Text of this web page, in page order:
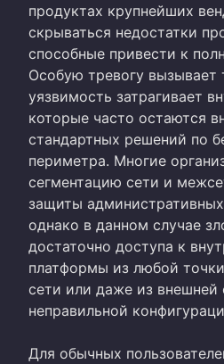
продуктах крупнейших
скрываться недостатки
способные привести к
Особую тревогу вызывает
уязвимость затрагивает
которые часто остаются
стандартных решений по
периметра. Многие
сегментацию сети и
защиты
однако в данном случае
достаточно доступа к
платформы из любой
сети или даже из внешней
неправильной
Для обычных